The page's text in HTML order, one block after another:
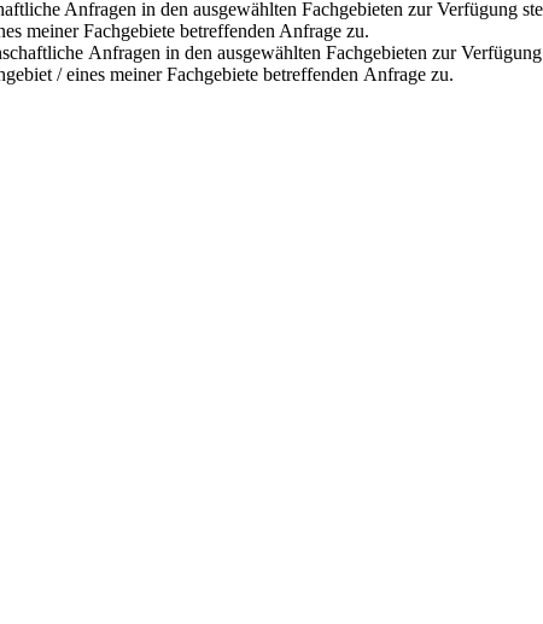
Anfragen in den ausgewählten Fachgebieten zur Verfügung
meiner Fachgebiete betreffenden Anfrage zu.
Anfragen in den ausgewählten Fachgebieten zur
/ eines meiner Fachgebiete betreffenden Anfrage zu.